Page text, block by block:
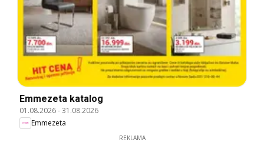
Emmezeta katalog
01.08.2026-31.08.2026
Emmezeta
REKLAMA